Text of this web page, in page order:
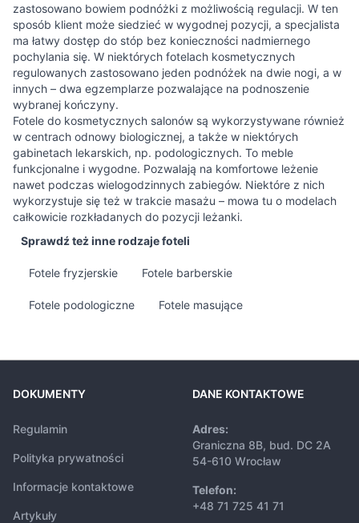
zastosowano bowiem podnóżki z możliwością regulacji. W ten
sposób klient może siedzieć w wygodnej pozycji, a specjalista
ma łatwy dostęp do stóp bez konieczności nadmiernego
pochylania się. W niektórych fotelach kosmetycznych
regulowanych zastosowano jeden podnóżek na dwie nogi, a w
innych – dwa egzemplarze pozwalające na podnoszenie
wybranej kończyny.
Fotele do kosmetycznych salonów są wykorzystywane również
w centrach odnowy biologicznej, a także w niektórych
gabinetach lekarskich, np. podologicznych. To meble
funkcjonalne i wygodne. Pozwalają na komfortowe leżenie
nawet podczas wielogodzinnych zabiegów. Niektóre z nich
wykorzystuje się też w trakcie masażu – mowa tu o modelach
całkowicie rozkładanych do pozycji leżanki.
Sprawdź też inne rodzaje foteli
Fotele fryzjerskie Fotele barberskie
Fotele podologiczne Fotele masujące
DOKUMENTY
Regulamin
Polityka prywatności
Informacje kontaktowe
Artykuły
DANE KONTAKTOWE
Adres:
Graniczna 8B, bud. DC 2A
54-610 Wrocław
Telefon:
+48 71 725 41 71